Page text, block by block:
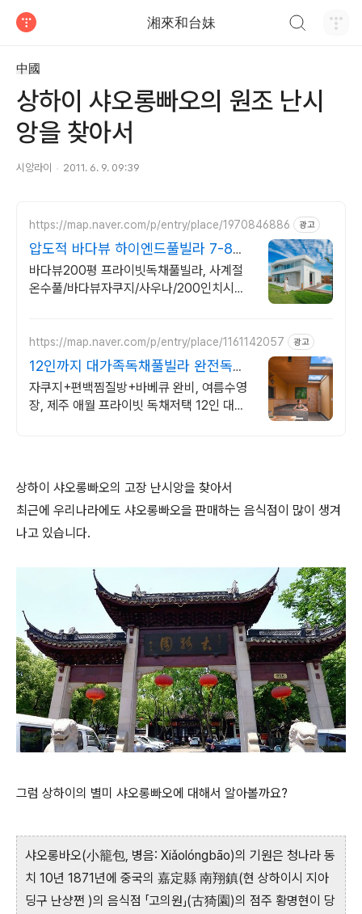
湘來和台妹
中國
상하이 샤오롱빠오의 원조 난시
앙을 찾아서
시앙라이 2011. 6. 9. 09:39
https://map.naver.com/p/entry/place/1970846886 광고
압도적 바다뷰 하이엔드풀빌라 7-8월
한정 수영장 포함
바다뷰200평 프라이빗독채풀빌라, 사계절
온수풀/바다뷰자쿠지/사우나/200인치시네
https://map.naver.com/p/entry/place/1161142057 광고
12인까지 대가족독채풀빌라 완전독채
프라이빗 가족저택
자쿠지+편백찜질방+바베큐 완비, 여름수영
장, 제주 애월 프라이빗 독채저택 12인 대가
상하이 샤오롱빠오의 고장 난시앙을 찾아서
최근에 우리나라에도 샤오롱빠오을 판매하는 음식점이 많이 생겨
나고 있습니다.
그럼 상하이의 별미 샤오롱빠오에 대해서 알아볼까요?
샤오롱바오(小籠包, 병음: Xiǎolóngbāo)의 기원은 청나라 동
치 10년 1871년에 중국의 嘉定縣 南翔鎮(현 상하이시 지아
딩구 난샹쩐 )의 음식점 「고의원」(古猗園)의 점주 황명현이 당